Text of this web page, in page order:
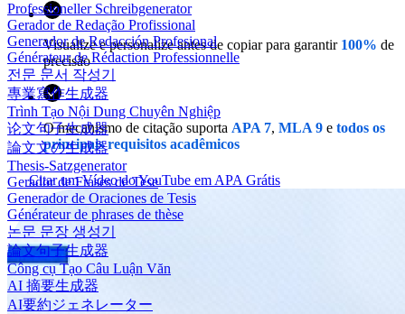
Professioneller Schreibgenerator
Gerador de Redação Profissional
Generador de Redacción Profesional
Générateur de Rédaction Professionnelle
전문 문서 작성기
專業寫作生成器
Trình Tạo Nội Dung Chuyên Nghiệp
论文句子生成器
論文文の生成器
Thesis-Satzgenerator
Gerador de Frases de Tese
Generador de Oraciones de Tesis
Générateur de phrases de thèse
논문 문장 생성기
論文句子生成器
Công cụ Tạo Câu Luận Văn
AI 摘要生成器
AI要約ジェネレーター
Visualize e personalize antes de copiar para garantir 100% de
precisão
O mecanismo de citação suporta APA 7, MLA 9 e todos os
principais requisitos acadêmicos
Citar um Vídeo do YouTube em APA Grátis